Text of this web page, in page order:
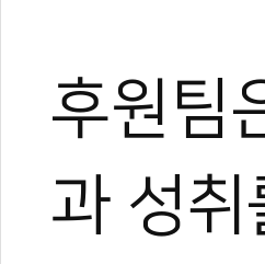
후원팀
과 성